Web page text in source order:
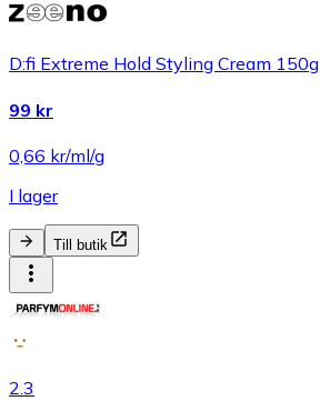
D:fi Extreme Hold Styling Cream 150g
99 kr
0,66 kr/ml/g
I lager
Till butik
2.3